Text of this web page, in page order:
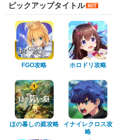
ピックアップタイトル
FGO攻略 ホロドリ攻略
ほの暮しの庭攻略
イナイレクロス攻
略